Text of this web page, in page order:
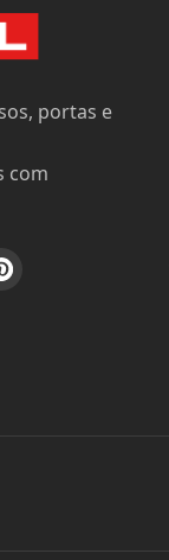
portas e
com